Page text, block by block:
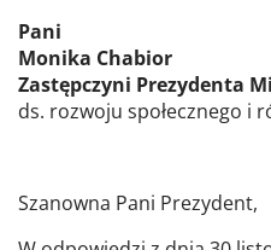
Pani
Monika Chabior
Zastępczyni Prezydenta
ds. rozwoju społecznego i
Szanowna Pani Prezydent,